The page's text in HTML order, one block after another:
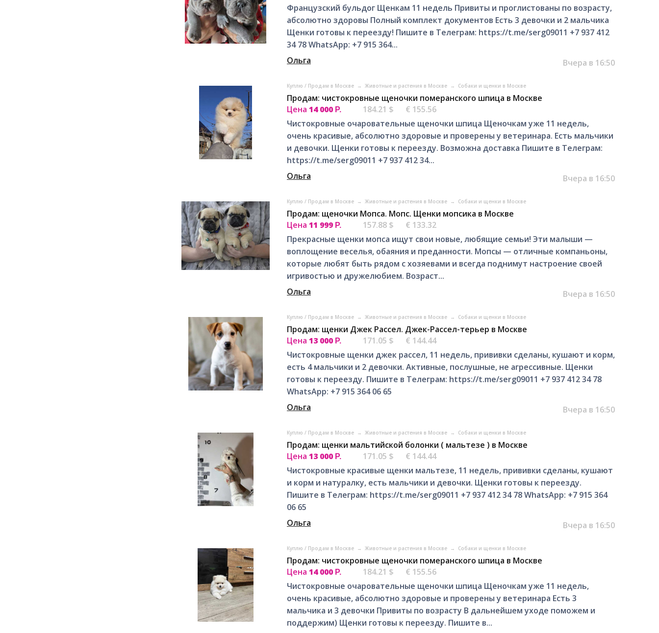
Французский бульдог Щенкам 11 недель Привиты и проглистованы по возрасту,
абсолютно здоровы Полный комплект документов Есть 3 девочки и 2 мальчика
Щенки готовы к переезду! Пишите в Телеграм: https://t.me/serg09011 +7 937 412
34 78 WhatsApp: +7 915 364...
Ольга
Вчера в 16:50
Куплю / Продам в Москве → Животные и растения в Москве → Собаки и щенки в Москве
Продам: чистокровные щеночки померанского шпица в Москве
Цена 14 000 Р. 184.21 $
€ 155.56
Чистокровные очаровательные щеночки шпица Щеночкам уже 11 недель,
очень красивые, абсолютно здоровые и проверены у ветеринара. Есть мальчики
и девочки. Щенки готовы к переезду. Возможна доставка Пишите в Телеграм:
https://t.me/serg09011 +7 937 412 34...
Ольга
Вчера в 16:50
Куплю / Продам в Москве → Животные и растения в Москве → Собаки и щенки в Москве
Продам: щеночки Мопса. Мопс. Щенки мопсика в Москве
Цена 11 999 Р. 157.88 $
€ 133.32
Прекрасные щенки мопса ищут свои новые, любящие семьи! Эти малыши —
воплощение веселья, обаяния и преданности. Мопсы — отличные компаньоны,
которые любят быть рядом с хозяевами и всегда поднимут настроение своей
игривостью и дружелюбием. Возраст...
Ольга
Вчера в 16:50
Куплю / Продам в Москве → Животные и растения в Москве → Собаки и щенки в Москве
Продам: щенки Джек Рассел. Джек-Рассел-терьер в Москве
Цена 13 000 Р. 171.05 $
€ 144.44
Чистокровные щенки джек рассел, 11 недель, прививки сделаны, кушают и корм,
есть 4 мальчики и 2 девочки. Активные, послушные, не агрессивные. Щенки
готовы к переезду. Пишите в Телеграм: https://t.me/serg09011 +7 937 412 34 78
WhatsApp: +7 915 364 06 65
Ольга
Вчера в 16:50
Куплю / Продам в Москве → Животные и растения в Москве → Собаки и щенки в Москве
Продам: щенки мальтийской болонки ( мальтезе ) в Москве
Цена 13 000 Р. 171.05 $
€ 144.44
Чистокровные красивые щенки мальтезе, 11 недель, прививки сделаны, кушают
и корм и натуралку, есть мальчики и девочки. Щенки готовы к переезду.
Пишите в Телеграм: https://t.me/serg09011 +7 937 412 34 78 WhatsApp: +7 915 364
06 65
Ольга
Вчера в 16:50
Куплю / Продам в Москве → Животные и растения в Москве → Собаки и щенки в Москве
Продам: чистокровные щеночки померанского шпица в Москве
Цена 14 000 Р. 184.21 $
€ 155.56
Чистокровные очаровательные щеночки шпица Щеночкам уже 11 недель,
очень красивые, абсолютно здоровые и проверены у ветеринара Есть 3
мальчика и 3 девочки Привиты по возрасту В дальнейшем уходе поможем и
поддержим) Щенки готовы к переезду. Пишите в...